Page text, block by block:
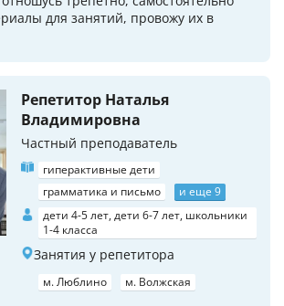
для занятий, провожу их в
Репетитор Наталья
Владимировна
Частный преподаватель
гиперактивные дети
грамматика и письмо
и еще 9
дети 4-5 лет, дети 6-7 лет, школьники
1-4 класса
Занятия у репетитора
м. Люблино м. Волжская